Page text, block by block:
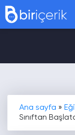
Ana sayfa »
Sınıftan